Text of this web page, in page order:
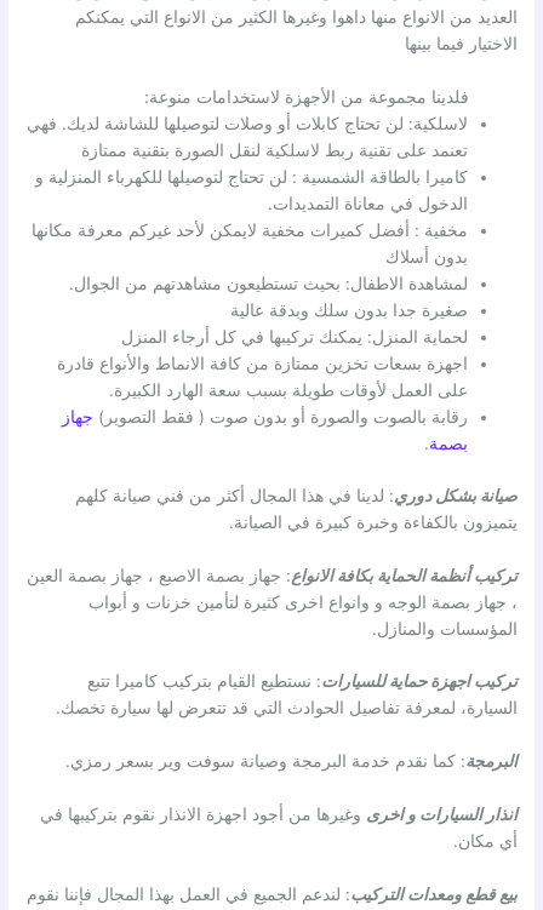
العديد من الانواع منها داهوا وغيرها الكثير من الانواع التي يمكنكم
الاختيار فيما بينها
فلدينا مجموعة من الأجهزة لاستخدامات منوعة:
لاسلكية: لن تحتاج كابلات أو وصلات لتوصيلها للشاشة لديك. فهي
تعنمد على تقنية ربط لاسلكية لنقل الصورة بتقنية ممتازة
كاميرا بالطاقة الشمسية : لن تحتاج لتوصيلها للكهرباء المنزلية و
الدخول في معاناة التمديدات.
مخفية : أفضل كميرات مخفية لايمكن لأحد غيركم معرفة مكانها
بدون أسلاك
لمشاهدة الاطفال: بحيث تستطيعون مشاهدتهم من الجوال.
صغيرة جدا بدون سلك وبدقة عالية
لحماية المنزل: يمكنك تركيبها في كل أرجاء المنزل
اجهزة بسعات تخزين ممتازة من كافة الانماط والأنواع قادرة
على العمل لأوقات طويلة بسبب سعة الهارد الكبيرة.
رقابة بالصوت والصورة أو بدون صوت ( فقط التصوير) جهاز
بصمة.
صيانة بشكل دوري: لدينا في هذا المجال أكثر من فني صيانة كلهم
يتميزون بالكفاءة وخبرة كبيرة في الصيانة.
تركيب أنظمة الحماية بكافة الانواع: جهاز بصمة الاصبع ، جهاز بصمة العين
، جهاز بصمة الوجه و وانواع اخرى كثيرة لتأمين خزنات و أبواب
المؤسسات والمنازل.
تركيب اجهزة حماية للسيارات: نستطيع القيام بتركيب كاميرا تتبع
السيارة، لمعرفة تفاصيل الحوادث التي قد تتعرض لها سيارة تخصك.
البرمجة: كما نقدم خدمة البرمجة وصيانة سوفت وير بسعر رمزي.
انذار السيارات و اخرى وغيرها من أجود اجهزة الانذار نقوم بتركيبها في
أي مكان.
بيع قطع ومعدات التركيب: لندعم الجميع في العمل بهذا المجال فإننا نقوم